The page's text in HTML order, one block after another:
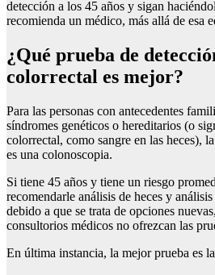
detección a los 45 años y sigan
recomienda un médico, más allá de esa
¿Qué prueba de
colorrectal es mejor?
Para las personas con antecedentes
síndromes genéticos o hereditarios (o
colorrectal, como sangre en las heces),
es una colonoscopia.
Si tiene 45 años y tiene un riesgo
recomendarle análisis de heces y
debido a que se trata de opciones
consultorios médicos no ofrezcan las
En última instancia, la mejor prueba es